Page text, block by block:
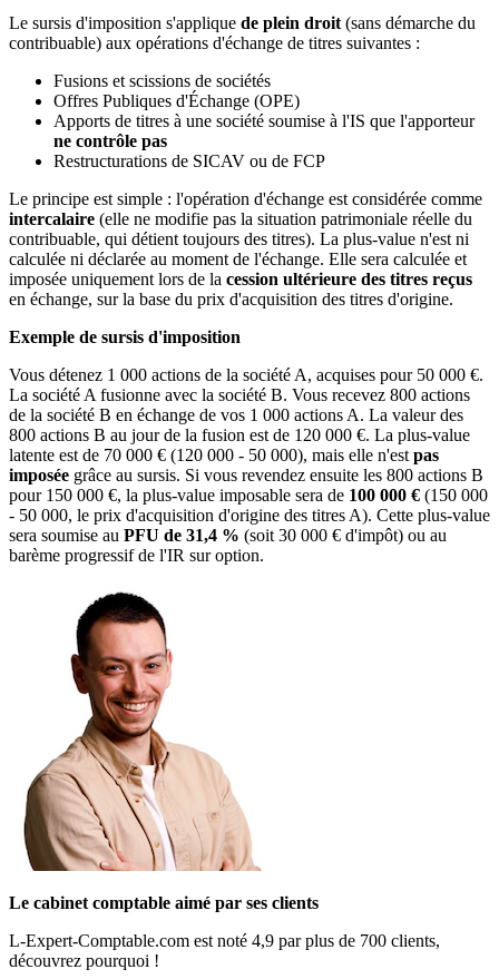
Le sursis d'imposition s'applique de plein droit (sans démarche du
contribuable) aux opérations d'échange de titres suivantes :
Fusions et scissions de sociétés
Offres Publiques d'Échange (OPE)
Apports de titres à une société soumise à l'IS que l'apporteur
ne contrôle pas
Restructurations de SICAV ou de FCP
Le principe est simple : l'opération d'échange est considérée comme
intercalaire (elle ne modifie pas la situation patrimoniale réelle du
contribuable, qui détient toujours des titres). La plus-value n'est ni
calculée ni déclarée au moment de l'échange. Elle sera calculée et
imposée uniquement lors de la cession ultérieure des titres reçus
en échange, sur la base du prix d'acquisition des titres d'origine.
Exemple de sursis d'imposition
Vous détenez 1 000 actions de la société A, acquises pour 50 000 €.
La société A fusionne avec la société B. Vous recevez 800 actions
de la société B en échange de vos 1 000 actions A. La valeur des
800 actions B au jour de la fusion est de 120 000 €. La plus-value
latente est de 70 000 € (120 000 - 50 000), mais elle n'est pas
imposée grâce au sursis. Si vous revendez ensuite les 800 actions B
pour 150 000 €, la plus-value imposable sera de 100 000 € (150 000
- 50 000, le prix d'acquisition d'origine des titres A). Cette plus-value
sera soumise au PFU de 31,4 % (soit 30 000 € d'impôt) ou au
barème progressif de l'IR sur option.
Le cabinet comptable aimé par ses clients
L-Expert-Comptable.com est noté 4,9 par plus de 700 clients,
découvrez pourquoi !